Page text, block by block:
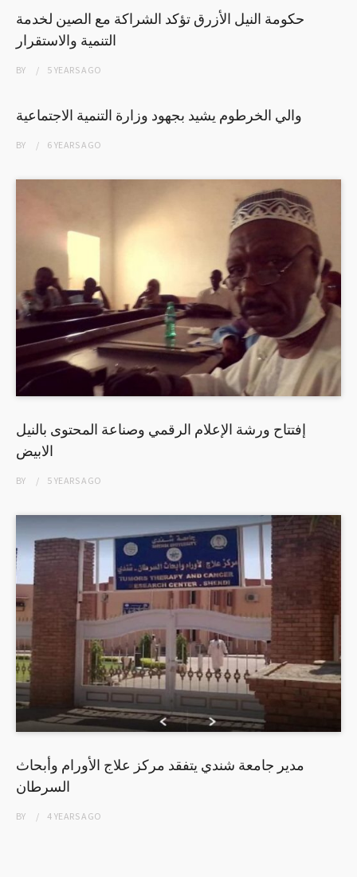
حكومة النيل الأزرق تؤكد الشراكة مع الصين لخدمة
التنمية والاستقرار
BY 5 YEARSAGO
والي الخرطوم يشيد بجهود وزارة التنمية الاجتماعية
BY 6 YEARSAGO
إفتتاح ورشة الإعلام الرقمي وصناعة المحتوى بالنيل
الابيض
BY 5 YEARSAGO
مدير جامعة شندي يتفقد مركز علاج الأورام وأبحاث
السرطان
BY 4 YEARSAGO